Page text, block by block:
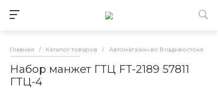
Главная / Каталог товаров / Автомагазин во Владивостоке
Набор манжет ГТЦ FT-2189 57811
ГТЦ-4